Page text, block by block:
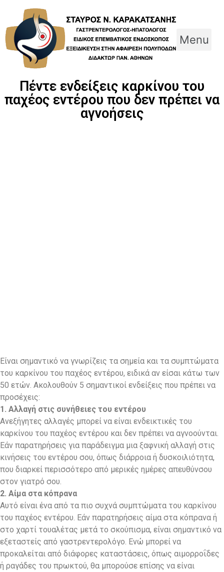
content
Menu
Πέντε ενδείξεις καρκίνου του
παχέος εντέρου που δεν πρέπει να
αγνοήσεις
Είναι σημαντικό να γνωρίζεις τα σημεία και τα συμπτώματα
του καρκίνου του παχέος εντέρου, ειδικά αν είσαι κάτω των
50 ετών. Ακολουθούν 5 σημαντικοί ενδείξεις που πρέπει να
προσέχεις:
1. Αλλαγή στις συνήθειες του εντέρου
Ανεξήγητες αλλαγές μπορεί να είναι ενδεικτικές του
καρκίνου του παχέος εντέρου και δεν πρέπει να αγνοούνται.
Εάν παρατηρήσεις για παράδειγμα μια ξαφνική αλλαγή στις
κινήσεις του εντέρου σου, όπως διάρροια ή δυσκοιλιότητα,
που διαρκεί περισσότερο από μερικές ημέρες απευθύνσου
στον γιατρό σου.
2. Αίμα στα κόπρανα
Αυτό είναι ένα από τα πιο συχνά συμπτώματα του καρκίνου
του παχέος εντέρου. Εάν παρατηρήσεις αίμα στα κόπρανα ή
στο χαρτί τουαλέτας μετά το σκούπισμα, είναι σημαντικό να
εξεταστείς από γαστρεντερολόγο. Ενώ μπορεί να
προκαλείται από διάφορες καταστάσεις, όπως αιμορροΐδες
ή ραγάδες του πρωκτού, θα μπορούσε επίσης να είναι